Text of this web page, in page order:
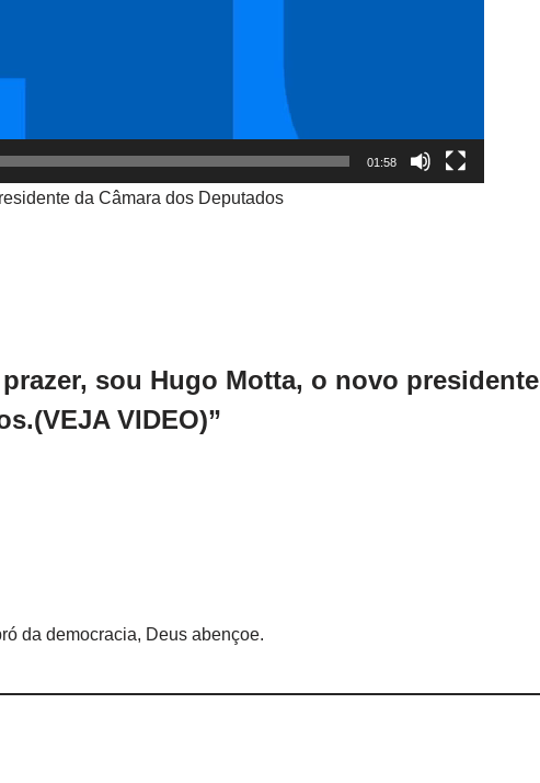
01:58
da Câmara dos Deputados
sou Hugo Motta, o novo presidente
VIDEO)”
da democracia, Deus abençoe.